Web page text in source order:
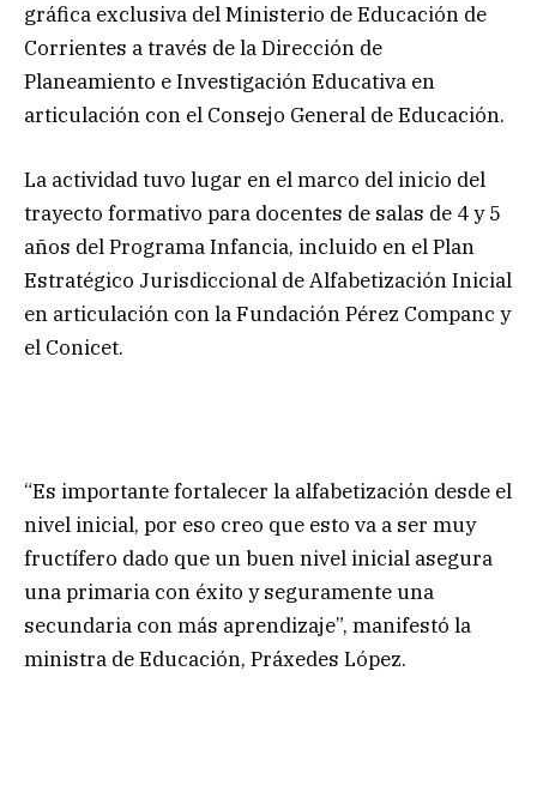
gráfica exclusiva del Ministerio de Educación de
Corrientes a través de la Dirección de
Planeamiento e Investigación Educativa en
articulación con el Consejo General de Educación.
La actividad tuvo lugar en el marco del inicio del
trayecto formativo para docentes de salas de 4 y 5
años del Programa Infancia, incluido en el Plan
Estratégico Jurisdiccional de Alfabetización Inicial
en articulación con la Fundación Pérez Companc y
el Conicet.
“Es importante fortalecer la alfabetización desde el
nivel inicial, por eso creo que esto va a ser muy
fructífero dado que un buen nivel inicial asegura
una primaria con éxito y seguramente una
secundaria con más aprendizaje”, manifestó la
ministra de Educación, Práxedes López.